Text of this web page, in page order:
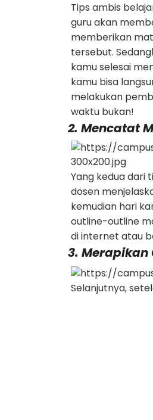
Tips ambis
guru akan
memberikan
tersebut.
kamu selesai
kamu bisa
melakukan
waktu bukan!
2. Mencatat
Yang kedua dari
dosen
kemudian hari
outline-outline
di internet atau
3.
Selanjutnya,